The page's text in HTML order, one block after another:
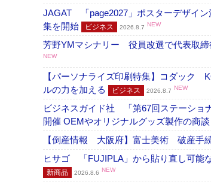
JAGAT 「page2027」ポスターデザイ
集を開始
ビジネス 2026.8.7 NEW
芳野YMマシナリー 役員改選で代表取締
NEW
【パーソナライズ印刷特集】コダック
ルの力を加える
ビジネス 2026.8.7 NEW
ビジネスガイド社 「第67回ステーショ
開催 OEMやオリジナルグッズ製作の商
【倒産情報 大阪府】富士美術 破産手
ヒサゴ 「FUJIPLA」から貼り直し可能
新商品 2026.8.6 NEW